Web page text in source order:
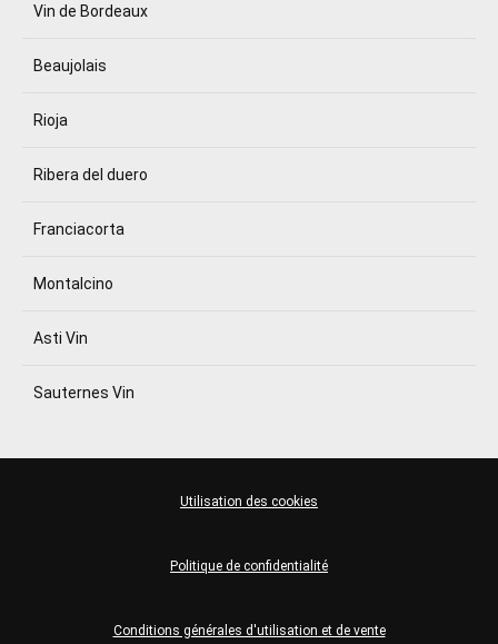
Vin de Bordeaux
Beaujolais
Rioja
Ribera del duero
Franciacorta
Montalcino
Asti Vin
Sauternes Vin
Conditions générales d'utilisation et de vente
Politique de confidentialité
Utilisation des cookies